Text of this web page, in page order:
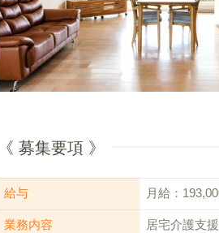
《 募集要項 》
給与 月給：
業務内容 居宅介護支